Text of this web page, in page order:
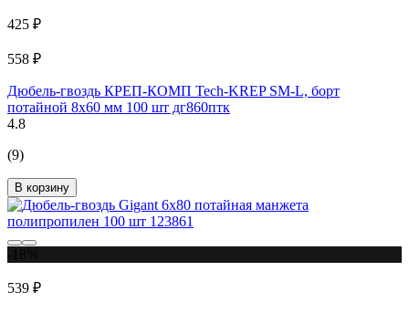
425 ₽
558 ₽
Дюбель-гвоздь КРЕП-КОМП Tech-KREP SM-L, борт
потайной 8х60 мм 100 шт дг860птк
4.8
(9)
В корзину
539 ₽